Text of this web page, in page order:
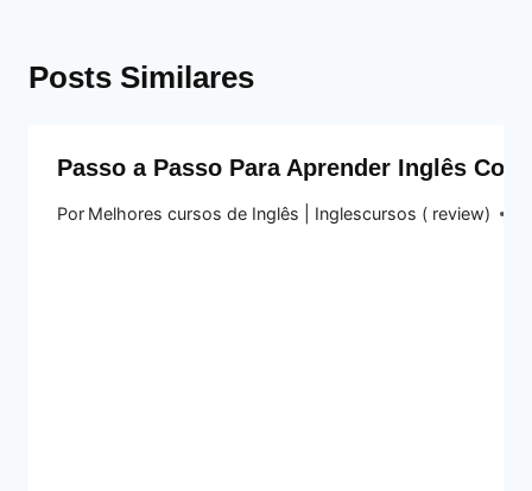
Posts Similares
Passo a Passo Para Aprender Inglês
Por Melhores cursos de Inglês | Inglescursos ( review)